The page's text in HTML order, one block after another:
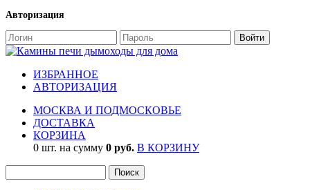
Авторизация
ИЗБРАННОЕ
АВТОРИЗАЦИЯ
МОСКВА И ПОДМОСКОВЬЕ
ДОСТАВКА
КОРЗИНА
0 шт. на сумму 0 руб. В КОРЗИНУ